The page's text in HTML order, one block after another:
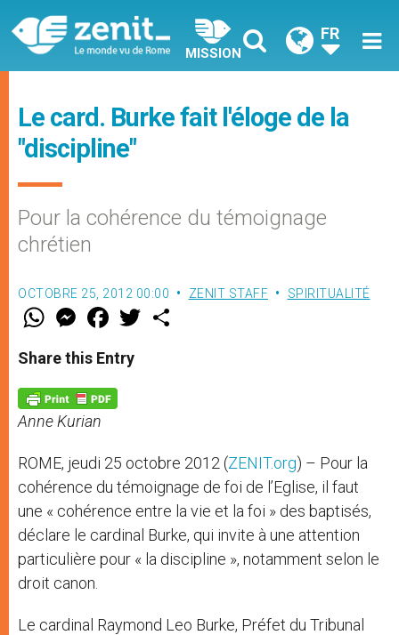
MISSION
FR
Le card. Burke fait l'éloge de la
"discipline"
Pour la cohérence du témoignage
chrétien
OCTOBRE 25, 2012 00:00 ZENIT STAFF SPIRITUALITÉ
W
t
s
p
p
M
e
s
e
g
e
r
F
a
e
b
o
k
w
Share this Entry
Anne Kurian
ROME, jeudi 25 octobre 2012 (ZENIT.org) – Pour la
cohérence du témoignage de foi de l’Eglise, il faut
une « cohérence entre la vie et la foi » des baptisés,
déclare le cardinal Burke, qui invite à une attention
particulière pour « la discipline », notamment selon le
droit canon.
Le cardinal Raymond Leo Burke, Préfet du Tribunal